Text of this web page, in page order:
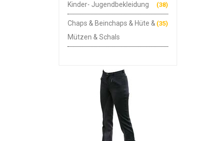
(38)
Kinder- Jugendbekleidung
(35)
Chaps & Beinchaps & Hüte &
Mützen & Schals